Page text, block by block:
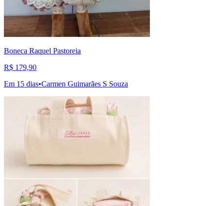
Boneca Raquel Pastoreia
R$ 179,90
Em 15 dias•Carmen Guimarães S Souza